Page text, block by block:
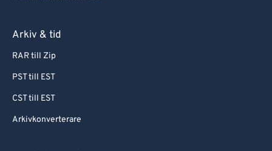
Arkiv & tid
RAR till Zip
PST till EST
CST till EST
Arkivkonverterare